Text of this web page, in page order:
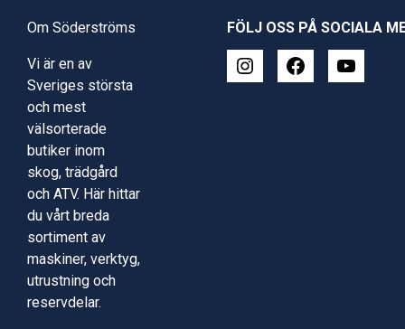
Om Söderströms
Vi är en av
Sveriges största
och mest
välsorterade
butiker inom
skog, trädgård
och ATV. Här hittar
du vårt breda
sortiment av
maskiner, verktyg,
utrustning och
reservdelar.
FÖLJ OSS PÅ SOCIALA